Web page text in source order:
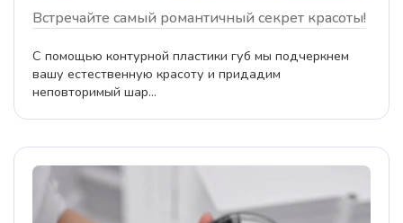
Встречайте самый романтичный секрет красоты!
С помощью контурной пластики губ мы подчеркнем
вашу естественную красоту и придадим
неповторимый шар...